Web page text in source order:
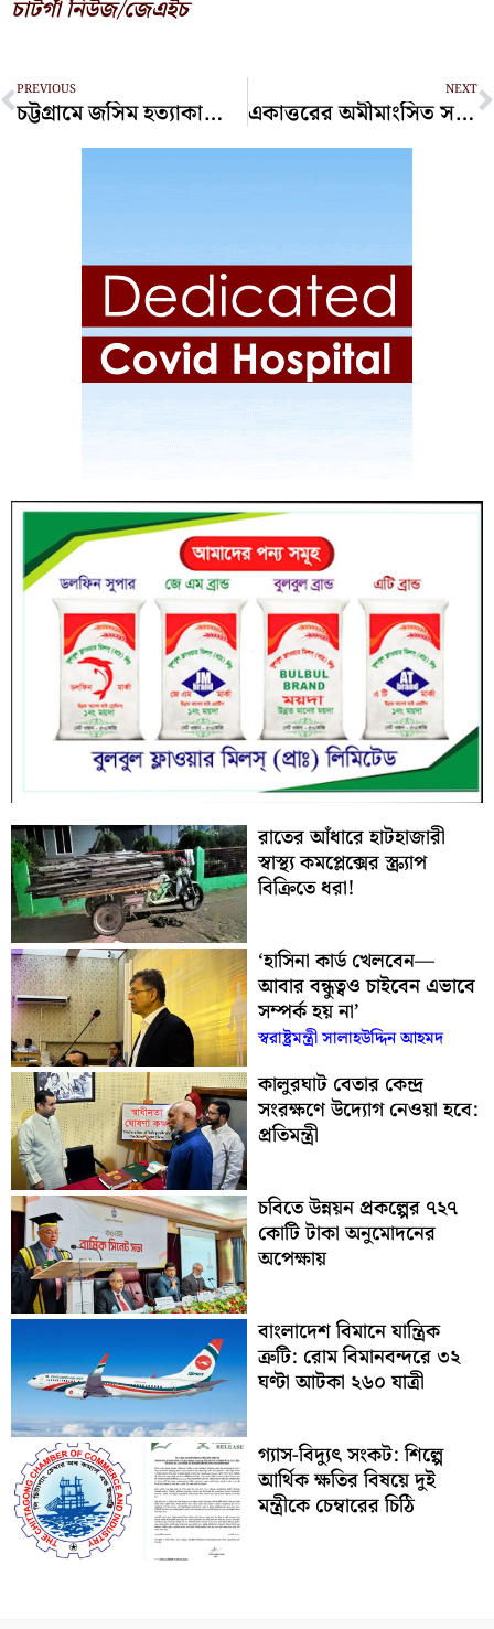
চাটগাঁ নিউজ/জেএইচ
Prev
PREVIOUS
চট্টগ্রামে জসিম হত্যাকাণ্ডের মূলহোতাসহ গ্রেপ্তার ২
NEXT
একাত্তরের অমীমাংসিত সমস্যা মীমাংসা করুন, শেহবাজকে ড. ইউনূস
রাতের আঁধারে হাটহাজারী
স্বাস্থ্য কমপ্লেক্সের স্ক্র্যাপ
বিক্রিতে ধরা!
‘হাসিনা কার্ড খেলবেন—
আবার বন্ধুত্বও চাইবেন এভাবে
সম্পর্ক হয় না’
স্বরাষ্ট্রমন্ত্রী সালাহউদ্দিন আহমদ
কালুরঘাট বেতার কেন্দ্র
সংরক্ষণে উদ্যোগ নেওয়া হবে:
প্রতিমন্ত্রী
চবিতে উন্নয়ন প্রকল্পের ৭২৭
কোটি টাকা অনুমোদনের
অপেক্ষায়
বাংলাদেশ বিমানে যান্ত্রিক
ত্রুটি: রোম বিমানবন্দরে ৩২
ঘণ্টা আটকা ২৬০ যাত্রী
গ্যাস-বিদ্যুৎ সংকট: শিল্পে
আর্থিক ক্ষতির বিষয়ে দুই
মন্ত্রীকে চেম্বারের চিঠি